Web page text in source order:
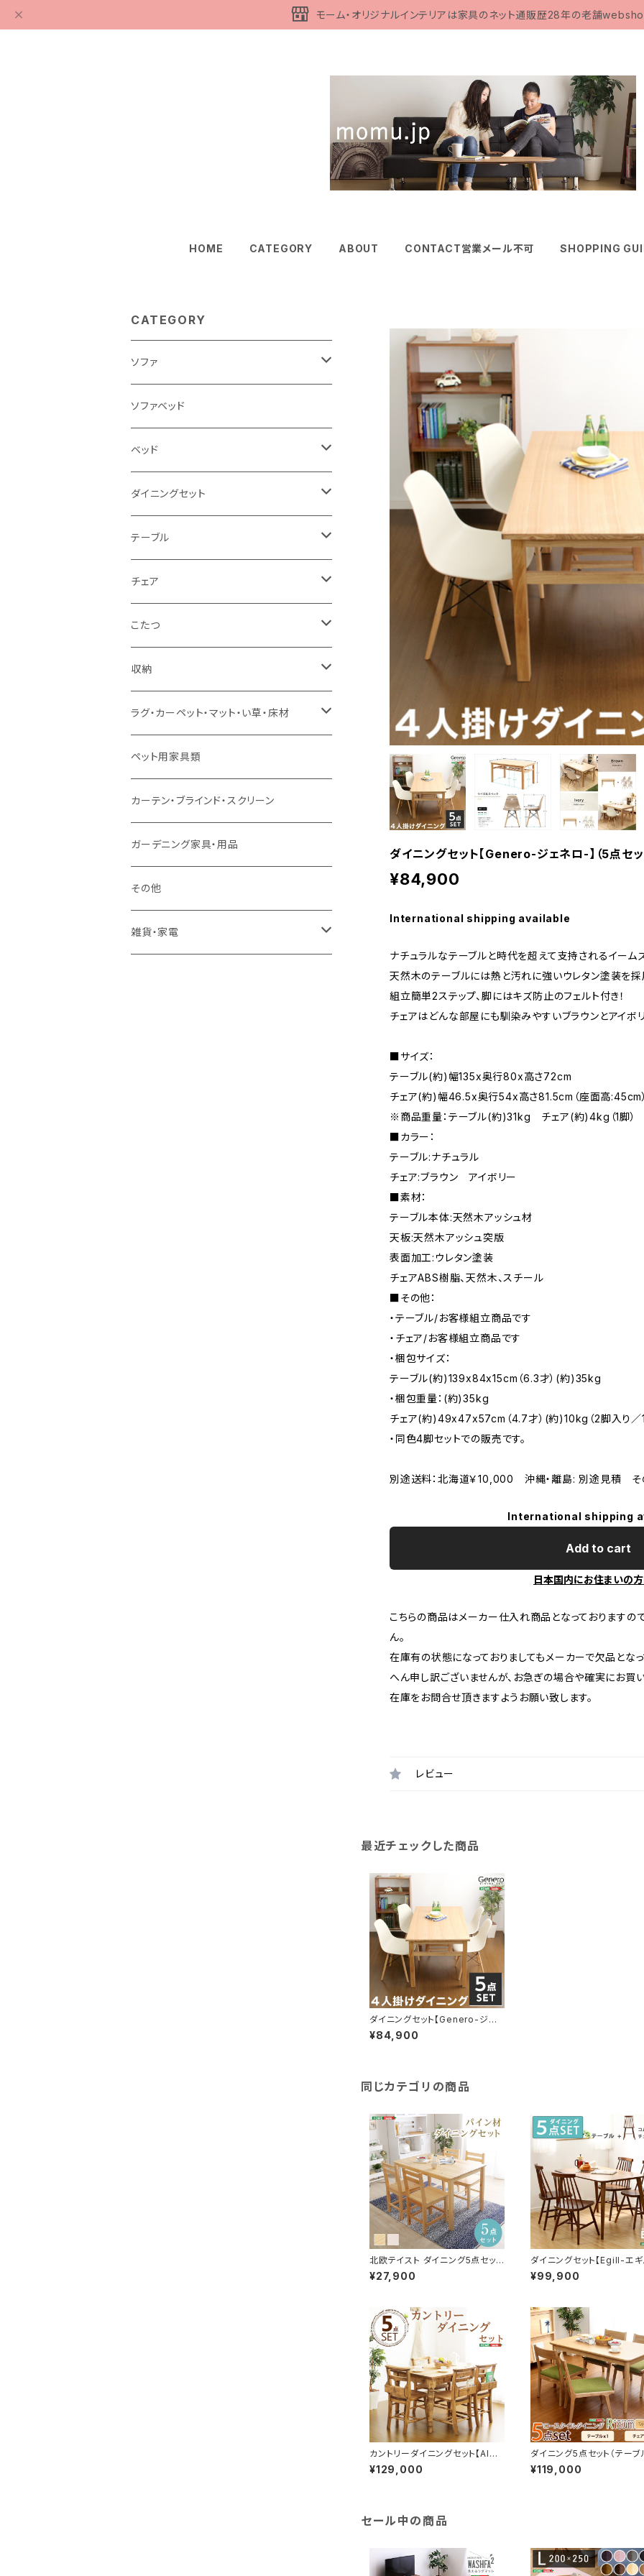
モーム・オリジナルインテリアは家具のネット通販歴28年の老舗
HOME CATEGORY ABOUT CONTACT営業メール不可 SHOPPING
ダイニングセット【Genero-ジェネロ-】（5点
¥84,900
International shipping available
ナチュラルなテーブルと時代を超えて支持されるイーム
天然木のテーブルには熱と汚れに強いウレタン塗装を採
組立簡単2ステップ、脚にはキズ防止のフェルト付き！
チェアはどんな部屋にも馴染みやすいブラウンとアイボ
■サイズ：
テーブル(約)幅135x奥行80x高さ72cm
チェア(約)幅46.5x奥行54x高さ81.5cm（座面高:45cm）
※商品重量：テーブル(約)31kg チェア(約)4kg（1脚）
■カラー：
テーブル:ナチュラル
チェア:ブラウン アイボリー
■素材：
テーブル本体:天然木アッシュ材
天板:天然木アッシュ突版
表面加工:ウレタン塗装
チェアABS樹脂、天然木、スチール
■その他：
・テーブル/お客様組立商品です
・チェア/お客様組立商品です
・梱包サイズ：
テーブル(約)139x84x15cm（6.3才）(約)35kg
・梱包重量：(約)35kg
チェア(約)49x47x57cm（4.7才）(約)10kg（2脚入り／1
・同色4脚セットでの販売です。
別途送料：北海道￥10,000 沖縄・離島: 別途見積 そ
International shipping
Add to cart
日本国内にお住まいの
こちらの商品はメーカー仕入れ商品となっておりますの
ん。
在庫有の状態になっておりましてもメーカーで欠品とな
へん申し訳ございませんが、お急ぎの場合や確実にお
在庫をお問合せ頂きますようお願い致します。
レビュー
最近チェックした商品
ダイニングセット【Genero-ジェ
ネロ-】（5点セット） SH-01GEN
-5
¥84,900
同じカテゴリの商品
北欧テイスト ダイニング5点セッ
ト 天然木製 【Salute-サルー
テ】 PND-5
¥27,900
ダイニングセット【Egill-エギ
5点セット（コムバックチェアタ
プ） SH-01EGL-5C
¥99,900
カントリーダイニングセット【Alme
e-アルム-】5点セット SH-01AL
M-5
¥129,000
ダイニング5点セット（テー
ェア4脚）ナチュラルロータ
木製アッシュ材｜Risum-リス
¥119,000
セール中の商品
CATEGORY
ソファ
3人掛け
2.5人掛け
2人掛け
1人掛け
カウチソファ
コーナーソファ
ソファセット
スツール・オットマン
ソファ付属品
クッション・座椅子
ソファベッド
ベッド
シングルサイズ以下（フレームのみ）
セミダブルサイズ（フレームのみ）
ダブルサイズ（フレームのみ）
ワイドダブルサイズ以上（フレームのみ）
シングルサイズ以下（マットレス付）
セミダブルサイズ（マットレス付）
ダブルサイズ（マットレス付）
ダブルサイズ以上（マットレス付）
ロフトベッド
二段ベッド
マットレス
ダイニングセット
ダイニング3点セット以下
ダイニング4点セット
ダイニング5点・6点セット
ダイニング7点セット以上
テーブル
センターテーブル
ダイニングテーブル
カウンターテーブル
リフティングテーブル
サイドテーブル・コーヒーテーブル
デスク
チェア
ダイニングチェア
カウンターチェア
キッズチェア
オフィスチェア・ゲーミングチェア
ダイニングベンチ・スツール
こたつ
こたつテーブル
こたつ布団
コタツ・布団セット
収納
本棚・シェルフ
食器棚・収納庫
レンジ台・カウンター
ラック
TVボード
キャビネット・飾り棚
ラグ・カーペット・マット・い草・床材
マット・フロアタイル
ラグ
カーペット
ペット用家具類
カーテン・ブラインド・スクリーン
ガーデニング家具・用品
その他
雑貨・家電